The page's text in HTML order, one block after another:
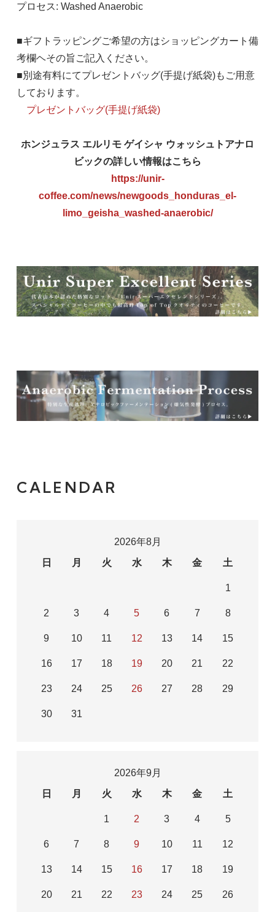
プロセス: Washed Anaerobic
■ギフトラッピングご希望の方はショッピングカート備
考欄ヘその旨ご記入ください。
■別途有料にてプレゼントバッグ(手提げ紙袋)もご用意
しております。
プレゼントバッグ(手提げ紙袋)
ホンジュラス エルリモ ゲイシャ ウォッシュトアナロ
ビックの詳しい情報はこちら
https://unir-
coffee.com/news/newgoods_honduras_el-
limo_geisha_washed-anaerobic/
2,280円(税込)
中粗挽き(金属メッシュフィルター用)
100g
2,280円(税込)
粗挽き(フレンチプレス用)
2,280円(税込)
CALENDAR
2026年8月
日
月 火 水 木 金 土
1
2 3 4 5 6 7 8
9 10 11 12 13 14 15
16 17 18 19 20 21 22
23 24 25 26 27 28 29
30 31
2026年9月
日
月 火 水 木 金 土
1 2 3 4 5
6 7 8 9 10 11 12
13 14 15 16 17 18 19
20 21 22 23 24 25 26